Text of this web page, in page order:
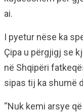
ai.
I pyetur nëse ka
Çipa u përgjigj se
në Shqipëri
sipas tij ka shumë
“Nuk kemi arsye